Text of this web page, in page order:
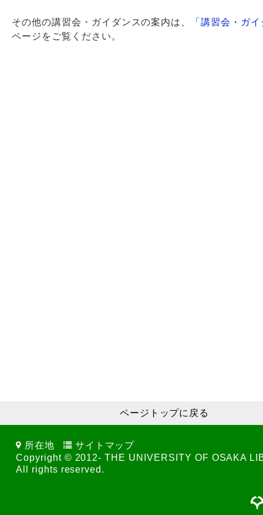
その他の講習会・ガイダンスの案内は、
「講習会・ガ
ページをご覧ください。
ページトップに戻る
所在地
サイトマップ
Copyright © 2012- THE UNIVERSITY OF OSAKA
All rights reserved.